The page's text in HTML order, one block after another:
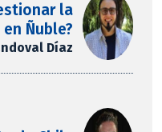
la
Ñuble?
Díaz